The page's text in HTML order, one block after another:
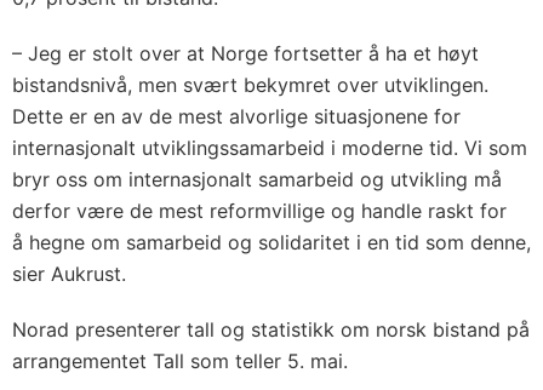
– Jeg er stolt over at Norge fortsetter å ha et høyt
bistandsnivå, men svært bekymret over utviklingen.
Dette er en av de mest alvorlige situasjonene for
internasjonalt utviklingssamarbeid i moderne tid. Vi som
bryr oss om internasjonalt samarbeid og utvikling må
derfor være de mest reformvillige og handle raskt for
å hegne om samarbeid og solidaritet i en tid som denne,
sier Aukrust.
Norad presenterer tall og statistikk om norsk bistand på
arrangementet Tall som teller 5. mai.